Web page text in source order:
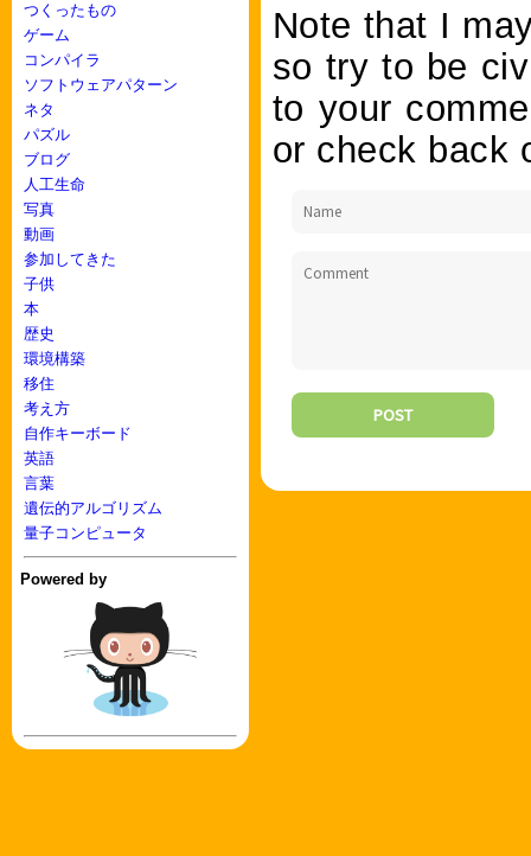
つくったもの
ゲーム
コンパイラ
ソフトウェアパターン
ネタ
パズル
ブログ
人工生命
写真
動画
参加してきた
子供
本
歴史
環境構築
移住
考え方
自作キーボード
英語
言葉
遺伝的アルゴリズム
量子コンピュータ
Powered by
Note that I
so try to be
to your
or check back
POST